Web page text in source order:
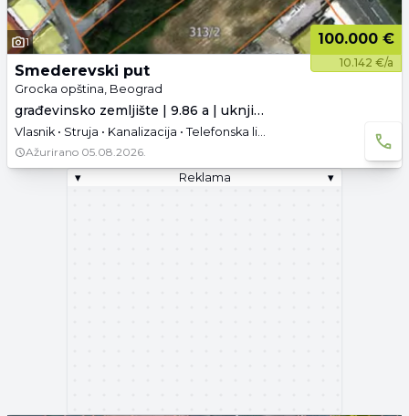
1 100.000 €
10.142 €/a
Smederevski put
Grocka opština, Beograd
građevinsko zemljište | 9.86 a | uknjiženo
Vlasnik • Struja • Kanalizacija • Telefonska linija • Asfaltni pristup
Ažurirano 05.08.2026.
▾
Reklama ▾